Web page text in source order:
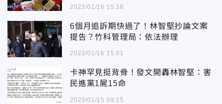
2023/01/16 15:38
6個月追訴期快過了！林智堅抄論文案
提告？竹科管理局：依法辦理
2023/01/16 15:01
卡神罕見挺背骨！發文開轟林智堅：害
民進黨1屍15命
2023/01/15 09:25